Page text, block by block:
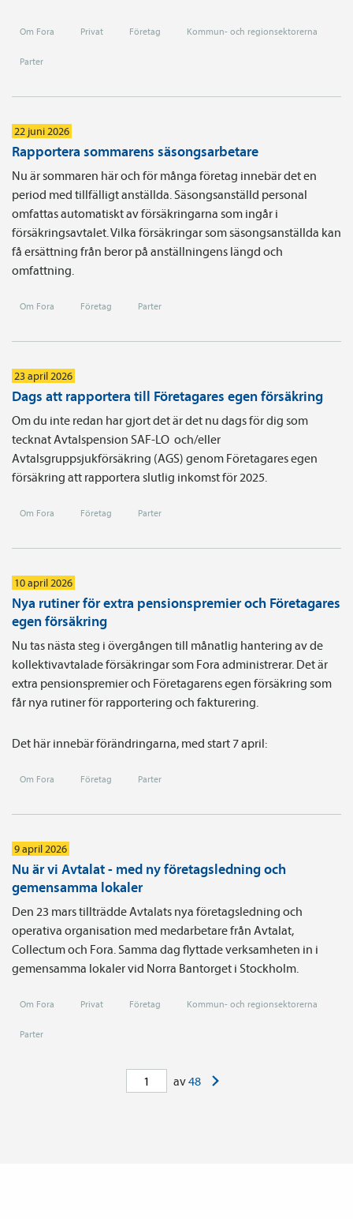
Om Fora Privat Företag Kommun- och regionsektorerna
Parter
22 juni 2026
Rapportera sommarens säsongsarbetare
Nu är sommaren här och för många företag innebär det en
period med tillfälligt anställda. Säsongsanställd personal
omfattas automatiskt av försäkringarna som ingår i
försäkringsavtalet. Vilka försäkringar som säsongsanställda kan
få ersättning från beror på anställningens längd och
omfattning.
Om Fora Företag Parter
23 april 2026
Dags att rapportera till Företagares egen försäkring
Om du inte redan har gjort det är det nu dags för dig som
tecknat Avtals­pension SAF-LO och/eller
Avtalsgruppsjukförsäkring (AGS) genom Företagares egen
försäkring att rapportera slutlig inkomst för 2025.
Om Fora Företag Parter
10 april 2026
Nya rutiner för extra pensionspremier och Företagares
egen försäkring
Nu tas nästa steg i övergången till månatlig hantering av de
kollektivavtalade försäkringar som Fora administrerar. Det är
extra pensionspremier och Företagarens egen försäkring som
får nya rutiner för rapportering och fakturering.
Det här innebär förändringarna, med start 7 april:
Om Fora Företag Parter
9 april 2026
Nu är vi Avtalat - med ny företagsledning och
gemensamma lokaler
Den 23 mars tillträdde Avtalats nya företagsledning och
operativa organisation med medarbetare från Avtalat,
Collectum och Fora. Samma dag flyttade verksamheten in i
gemensamma lokaler vid Norra Bantorget i Stockholm.
Om Fora Privat Företag Kommun- och regionsektorerna
Parter
av48